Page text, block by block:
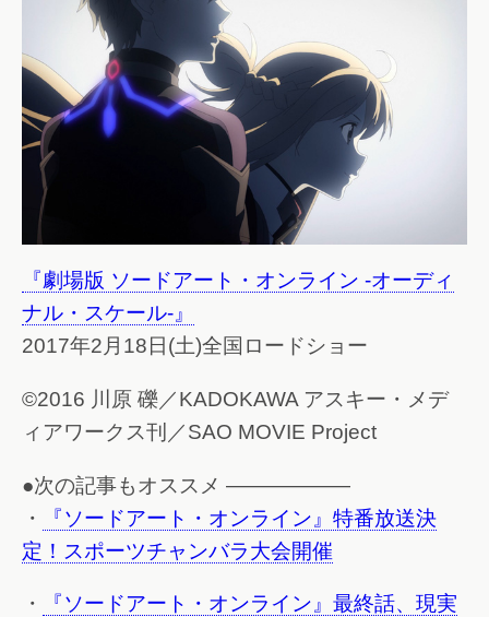
『劇場版 ソードアート・オンライン -オーディ
ナル・スケール-』
2017年2月18日(土)全国ロードショー
©2016 川原 礫／KADOKAWA アスキー・メデ
ィアワークス刊／SAO MOVIE Project
●次の記事もオススメ ——————
・
『ソードアート・オンライン』特番放送決
定！スポーツチャンバラ大会開催
・
『ソードアート・オンライン』最終話、現実